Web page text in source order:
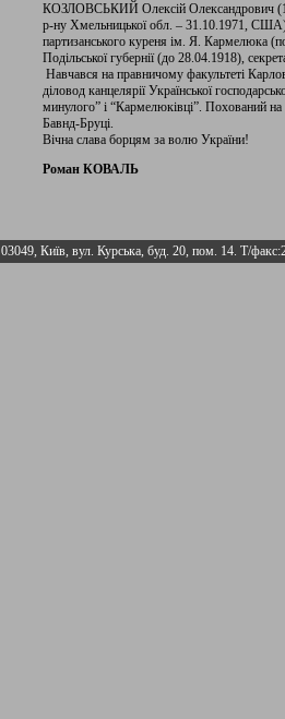
КОЗЛОВСЬКИЙ Олексій Олександрович
р-ну Хмельницької обл. – 31.10.1971, США).
партизанського куреня ім. Я. Кармелюка
Подільської губернії (до 28.04.1918),
Навчався на правничому факультеті
діловод канцелярії Української
минулого” і “Кармелюківці”. Похований
Бавнд-Бруці.
Вічна слава борцям за волю України!
Роман КОВАЛЬ
03049, Київ, вул. Курська, буд. 20, пом. 14. Т/